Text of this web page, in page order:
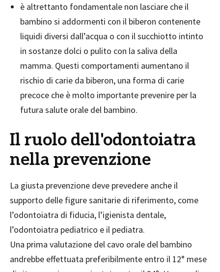
è altrettanto fondamentale non lasciare che il
bambino si addormenti con il biberon contenente
liquidi diversi dall’acqua o con il succhiotto intinto
in sostanze dolci o pulito con la saliva della
mamma. Questi comportamenti aumentano il
rischio di carie da biberon, una forma di carie
precoce che è molto importante prevenire per la
futura salute orale del bambino.
Il ruolo dell'odontoiatra
nella prevenzione
La giusta prevenzione deve prevedere anche il
supporto delle figure sanitarie di riferimento, come
l’odontoiatra di fiducia, l’igienista dentale,
l’odontoiatra pediatrico e il pediatra.
Una prima valutazione del cavo orale del bambino
andrebbe effettuata preferibilmente entro il 12° mese